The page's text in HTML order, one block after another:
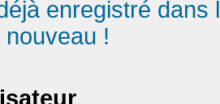
enregistré
!